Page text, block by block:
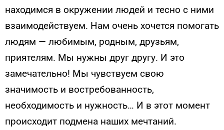
находимся в окружении людей и тесно с ними
взаимодействуем. Нам очень хочется помогать
людям — любимым, родным, друзьям,
приятелям. Мы нужны друг другу. И это
замечательно! Мы чувствуем свою
значимость и востребованность,
необходимость и нужность… И в этот момент
происходит подмена наших мечтаний.